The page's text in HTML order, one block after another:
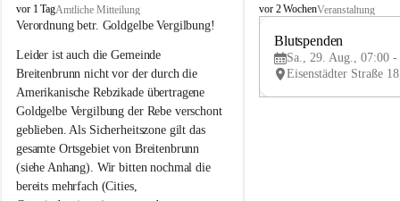
B
r
i
t
e
n
b
r
u
n
n
vor 1 TagAmtliche Mitteilung
Verordnung betr. Goldgelbe Vergilbung!
Leider ist auch die Gemeinde
Breitenbrunn nicht vor der durch die
Amerikanische Rebzikade übertragene
Goldgelbe Vergilbung der Rebe verschont
geblieben. Als Sicherheitszone gilt das
gesamte Ortsgebiet von Breitenbrunn
(siehe Anhang). Wir bitten nochmal die
bereits mehrfach (Cities,
B
e
vor 2 WochenVeranstaltung
Blutspenden
Sa., 29. Aug., 07:00 -